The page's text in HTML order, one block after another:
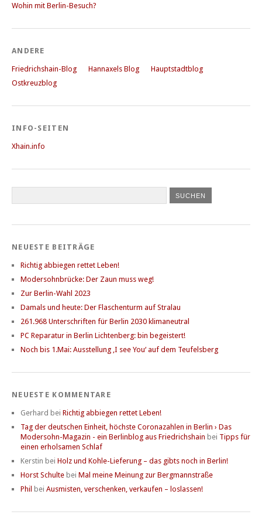
Wohin mit Berlin-Besuch?
ANDERE
Friedrichshain-Blog Hannaxels Blog
Hauptstadtblog
Ostkreuzblog
INFO-SEITEN
Xhain.info
NEUESTE BEITRÄGE
Richtig abbiegen rettet Leben!
Modersohnbrücke: Der Zaun muss weg!
Zur Berlin-Wahl 2023
Damals und heute: Der Flaschenturm auf Stralau
261.968 Unterschriften für Berlin 2030 klimaneutral
PC Reparatur in Berlin Lichtenberg: bin begeistert!
Noch bis 1.Mai: Ausstellung ‚I see You‘ auf dem Teufelsberg
NEUESTE KOMMENTARE
Gerhard bei Richtig abbiegen rettet Leben!
Tag der deutschen Einheit, höchste Coronazahlen in Berlin › Das
Modersohn-Magazin - ein Berlinblog aus Friedrichshain bei Tipps für
einen erholsamen Schlaf
Kerstin bei Holz und Kohle-Lieferung – das gibts noch in Berlin!
Horst Schulte bei Mal meine Meinung zur Bergmannstraße
Phil bei Ausmisten, verschenken, verkaufen – loslassen!